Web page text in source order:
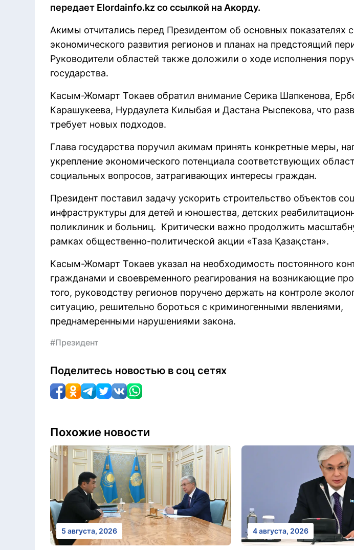
передает Elordainfo.kz со ссылкой на Акорду.
Акимы отчитались перед Президентом об основных показателях
экономического развития регионов и планах на предстоящий
Руководители областей также доложили о ходе исполнения
государства.
Касым-Жомарт Токаев обратил внимание Серика Шапкенова,
Карашукеева, Нурдаулета Килыбая и Дастана Рыспекова, что
требует новых подходов.
Глава государства поручил акимам принять конкретные меры,
укрепление экономического потенциала соответствующих
социальных вопросов, затрагивающих интересы граждан.
Президент поставил задачу ускорить строительство объектов
инфраструктуры для детей и юношества, детских
поликлиник и больниц. Критически важно продолжить
рамках общественно-политической акции «Таза Қазақстан».
Касым-Жомарт Токаев указал на необходимость постоянного
гражданами и своевременного реагирования на возникающие
того, руководству регионов поручено держать на контроле
ситуацию, решительно бороться с криминогенными явлениями,
преднамеренными нарушениями закона.
#Президент
Поделитесь новостью в соц сетях
Похожие новости
5 августа, 2026 4 августа, 2026